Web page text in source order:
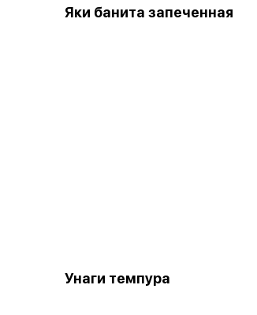
Яки банита запеченная
Унаги темпура